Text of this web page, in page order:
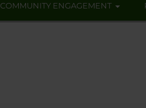
COMMUNITY ENGAGEMENT